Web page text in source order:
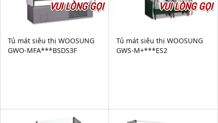
VUI LÒNG GỌI
Tủ mát siêu thị WOOSUNG
GWO-MFA***BSDS3F
VUI LÒNG GỌI
Tủ mát siêu thị WOOSUNG
GWS-M+***ES2